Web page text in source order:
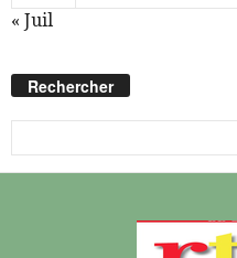
« Juil
Rechercher